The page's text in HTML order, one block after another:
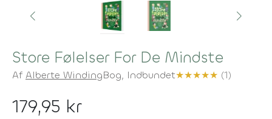
Store Følelser For De Mindste
Af Alberte WindingBog, Indbundet★★★★★ (1)
179,95 kr